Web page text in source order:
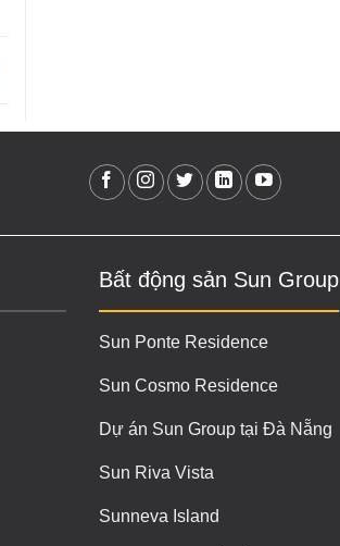
Bất động sản Sun Group
Sun Ponte Residence
Sun Cosmo Residence
Dự án Sun Group tại Đà Nẵng
Sun Riva Vista
Sunneva Island